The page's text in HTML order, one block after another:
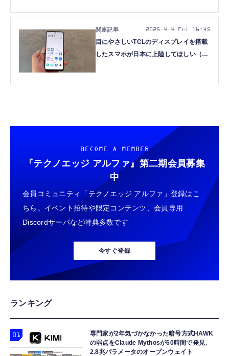
目にやさしいTCLのディスプレイを搭載
したスマホが日本に上陸してほしい（ス
2025.4.4 Fri 16:45
BECOME A MEMBER
『テクノエッジ アルファ』 第二期会員募集
中
会員コミュニティ「テクノエッジ アルファ」登録はこ
ちら。イベント招待や限定コンテンツ、会員専用
Discordサーバなど特典多数です
今すぐ登録
ランキング
専門家が2年気づかなかった暗号方式HAWK
の弱点をClaude Mythosが60時間で発見、
2.8兆パラメータのオープンウェイト